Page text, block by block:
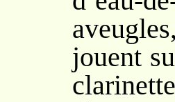
jouent